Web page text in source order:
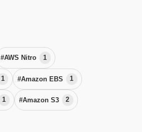
#AWS Nitro 1
1 #Amazon EBS 1
1 #Amazon S3 2